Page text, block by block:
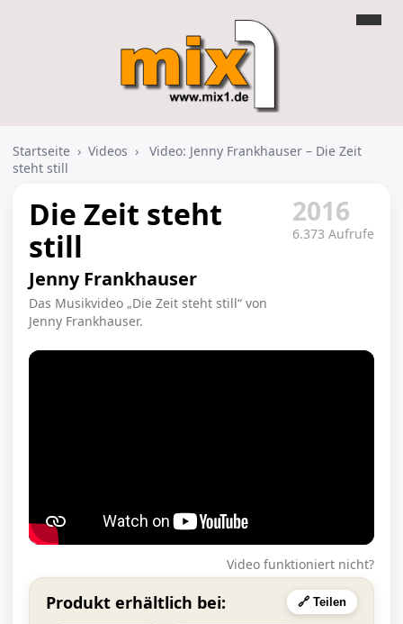
Startseite › Videos ›
Video: Jenny Frankhauser – Die Zeit
steht still
Die Zeit steht
still
Jenny Frankhauser
Das Musikvideo „Die Zeit steht still“ von
Jenny Frankhauser.
2016
6.373 Aufrufe
Video funktioniert nicht?
Produkt erhältlich bei: 🔗 Teilen